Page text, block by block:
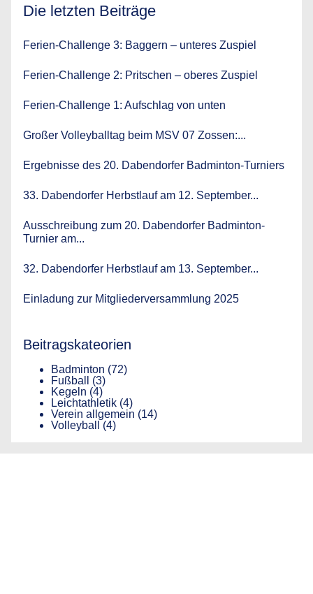
Die letzten Beiträge
Ferien-Challenge 3: Baggern – unteres Zuspiel
Ferien-Challenge 2: Pritschen – oberes Zuspiel
Ferien-Challenge 1: Aufschlag von unten
Großer Volleyballtag beim MSV 07 Zossen:...
Ergebnisse des 20. Dabendorfer Badminton-Turniers
33. Dabendorfer Herbstlauf am 12. September...
Ausschreibung zum 20. Dabendorfer Badminton-
Turnier am...
32. Dabendorfer Herbstlauf am 13. September...
Einladung zur Mitgliederversammlung 2025
Beitragskateorien
Badminton (72)
Fußball
(3)
Kegeln (4)
Leichtathletik(4)
Verein allgemein (14)
Volleyball
(4)